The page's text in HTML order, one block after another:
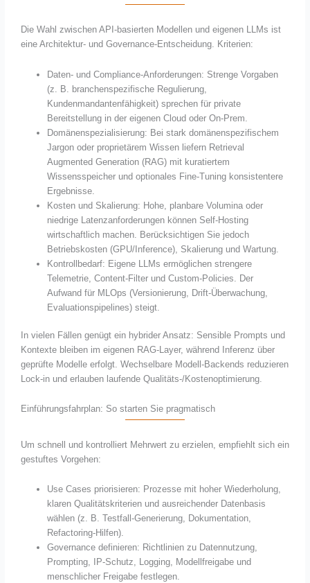
Die Wahl zwischen API-basierten Modellen und eigenen LLMs ist
eine Architektur- und Governance-Entscheidung. Kriterien:
Daten- und Compliance-Anforderungen: Strenge Vorgaben
(z. B. branchenspezifische Regulierung,
Kundenmandantenfähigkeit) sprechen für private
Bereitstellung in der eigenen Cloud oder On-Prem.
Domänenspezialisierung: Bei stark domänenspezifischem
Jargon oder proprietärem Wissen liefern Retrieval
Augmented Generation (RAG) mit kuratiertem
Wissensspeicher und optionales Fine-Tuning konsistentere
Ergebnisse.
Kosten und Skalierung: Hohe, planbare Volumina oder
niedrige Latenzanforderungen können Self-Hosting
wirtschaftlich machen. Berücksichtigen Sie jedoch
Betriebskosten (GPU/Inference), Skalierung und Wartung.
Kontrollbedarf: Eigene LLMs ermöglichen strengere
Telemetrie, Content-Filter und Custom-Policies. Der
Aufwand für MLOps (Versionierung, Drift-Überwachung,
Evaluationspipelines) steigt.
In vielen Fällen genügt ein hybrider Ansatz: Sensible Prompts und
Kontexte bleiben im eigenen RAG-Layer, während Inferenz über
geprüfte Modelle erfolgt. Wechselbare Modell-Backends reduzieren
Lock-in und erlauben laufende Qualitäts-/Kostenoptimierung.
Einführungsfahrplan: So starten Sie pragmatisch
Um schnell und kontrolliert Mehrwert zu erzielen, empfiehlt sich ein
gestuftes Vorgehen:
Use Cases priorisieren: Prozesse mit hoher Wiederholung,
klaren Qualitätskriterien und ausreichender Datenbasis
wählen (z. B. Testfall-Generierung, Dokumentation,
Refactoring-Hilfen).
Governance definieren: Richtlinien zu Datennutzung,
Prompting, IP-Schutz, Logging, Modellfreigabe und
menschlicher Freigabe festlegen.